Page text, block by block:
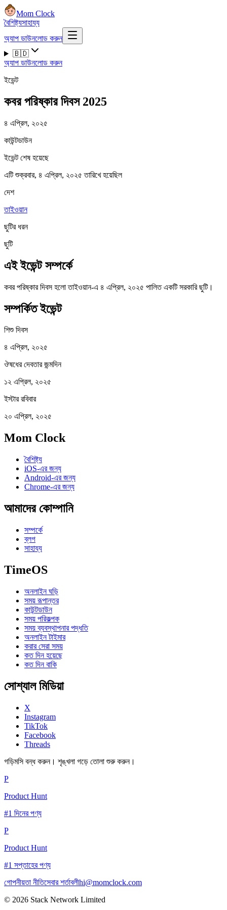
Mom Clock
বৈশিষ্ট্যসাহায্য
অ্যাপ ডাউনলোড করুন
🇧🇩
অ্যাপ ডাউনলোড করুন
ইভেন্ট
কবর পরিষ্কার দিবস 2025
৪ এপ্রিল, ২০২৫
কাউন্টডাউন
ইভেন্ট শেষ হয়েছে
এটি শুক্রবার, ৪ এপ্রিল, ২০২৫ তারিখে হয়েছিল
দেশ
তাইওয়ান
ছুটির ধরন
ছুটি
এই ইভেন্ট সম্পর্কে
কবর পরিষ্কার দিবস হলো তাইওয়ান-এ ৪ এপ্রিল, ২০২৫ পালিত একটি সরকারি ছুটি।
সম্পর্কিত ইভেন্ট
শিশু দিবস
৪ এপ্রিল, ২০২৫
ঔষধের দেবতার জন্মদিন
১২ এপ্রিল, ২০২৫
ইস্টার রবিবার
২০ এপ্রিল, ২০২৫
Mom Clock
বৈশিষ্ট্য
iOS-এর জন্য
Android-এর জন্য
Chrome-এর জন্য
আমাদের কোম্পানি
সম্পর্কে
ব্লগ
সাহায্য
TimeOS
অনলাইন ঘড়ি
সময় রূপান্তর
কাউন্টডাউন
সময় পরিকল্পক
সময় ব্যবস্থাপনার পদ্ধতি
অনলাইন টাইমার
করার সেরা সময়
কত দিন হয়েছে
কত দিন বাকি
সোশ্যাল মিডিয়া
X
Instagram
TikTok
Facebook
Threads
গড়িমসি বন্ধ করুন। শৃঙ্খলা গড়ে তোলা শুরু করুন।
P
Product Hunt
#1 দিনের পণ্য
P
Product Hunt
#1 সপ্তাহের পণ্য
গোপনীয়তা নীতিসেবার শর্তাবলীhi@momclock.com
© 2026 Stack Network Limited